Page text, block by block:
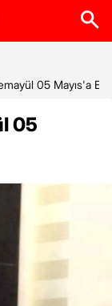
05 Mayıs'a
05